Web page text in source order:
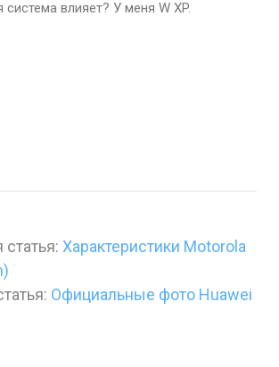
влияет? У меня W XP.
Характеристики Motorola
Официальные фото Huawei